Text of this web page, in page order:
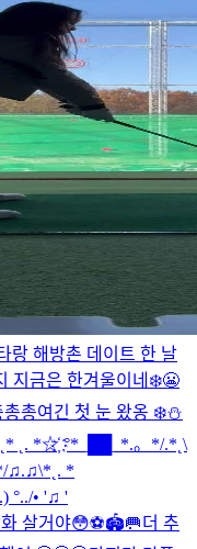
랑 해방촌 데이트 한 날
지금은 한겨울이네❄️😬
총총여긴 첫 눈 왔옹 ❄️⛄️
˛. *☆҉ °*_██_*.。*/.*˛\
♫.♫\*˛. *
°../• '♫ '
화 살거야😳⚽️🏟️🥅더 추